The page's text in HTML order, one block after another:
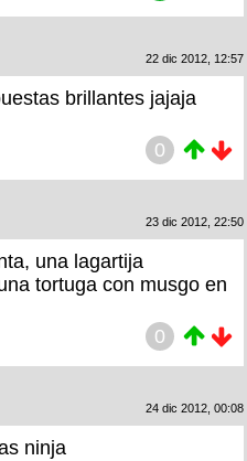
22 dic 2012, 12:57
brillantes jajaja
0
23 dic 2012, 22:50
una lagartija
tortuga con musgo en
0
24 dic 2012, 00:08
ninja